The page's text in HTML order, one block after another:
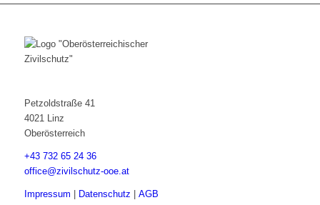
Petzoldstraße 41
4021 Linz
Oberösterreich
+43 732 65 24 36
office@zivilschutz-ooe.at
Impressum Datenschutz AGB